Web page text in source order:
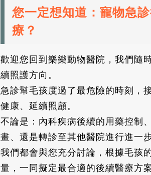
您一定想知道：寵物急
療？
歡迎您回到樂樂動物醫院，我們隨
續照護方向。
急診幫毛孩度過了最危險的時刻，
健康、延續照顧。
不論是：內科疾病後續的用藥控制
畫、還是轉診至其他醫院進行進一
我們都會與您充分討論，根據毛孩
量，一同擬定最合適的後續醫療方